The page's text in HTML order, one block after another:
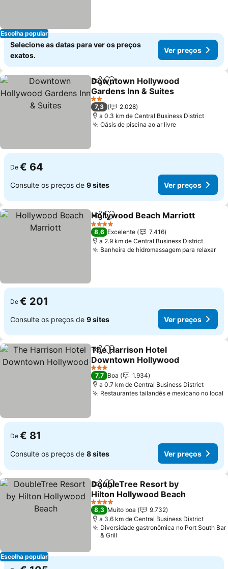
Escolha popular
Selecione as datas para ver os preços
exatos.
Ver preços
PartilharAdicionar aos favoritos
Downtown Hollywood
Gardens Inn & Suites
Ver preços
2 Estrelas
7,3
2.028
a 0.3 km de Central Business District
Oásis de piscina ao ar livreVer preços
De € 64
Consulte os preços de 9 sites Ver preços
PartilharAdicionar aos favoritos
Hollywood Beach Marriott
4 Estrelas
8,6 Excelente
7.416
a 2.9 km de Central Business District
Banheira de hidromassagem para relaxar
De € 201
Consulte os preços de 9 sites Ver preços
PartilharAdicionar aos favoritos
The Harrison Hotel
Downtown Hollywood
Ver preços
3 Estrelas
7,7 Boa
1.934
a 0.7 km de Central Business District
Restaurantes tailandês e mexicano no local
De € 81
Consulte os preços de 8 sites Ver preços
Escolha popular
PartilharAdicionar aos favoritos
DoubleTree Resort by
Hilton Hollywood Beach
Ver preços
4 Estrelas
8,3 Muito boa
9.732
a 3.6 km de Central Business District
Diversidade gastronômica no Port South Bar
& Grill